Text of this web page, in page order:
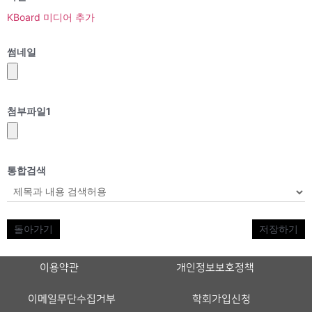
KBoard 미디어 추가
썸네일
첨부파일1
통합검색
돌아가기 저장하기
이용약관 개인정보보호정책
이메일무단수집거부 학회가입신청